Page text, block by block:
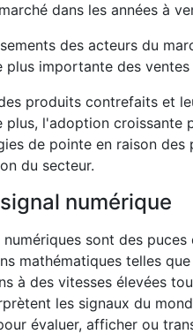
dans les années à
des acteurs du
plus importante des ventes
produits contrefaits et
plus, l'adoption croissante
de pointe en raison
du secteur.
numérique
sont des
mathématiques telles
à des vitesses élevées
les signaux du
évaluer, afficher ou